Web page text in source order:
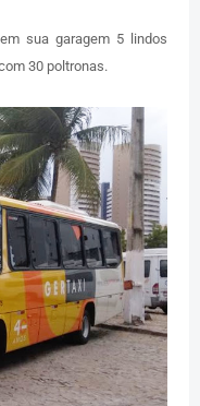
sua garagem 5 lindos
30 poltronas.